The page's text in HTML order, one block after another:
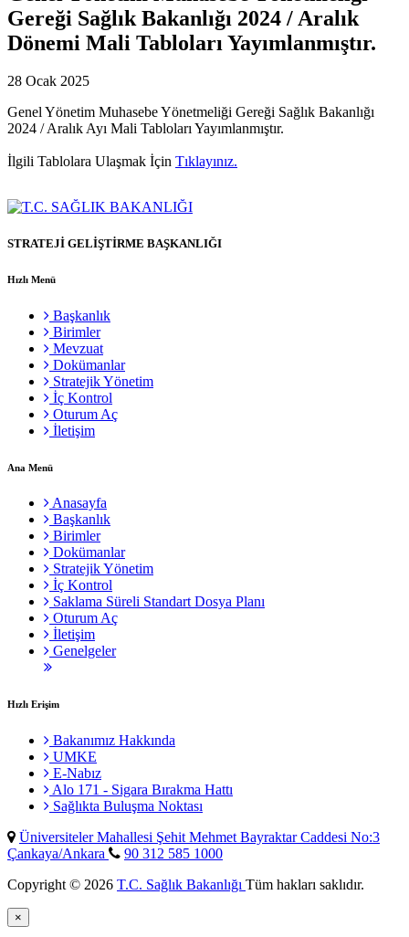
Gereği Sağlık Bakanlığı 2024 / Aralık
Dönemi Mali Tabloları Yayımlanmıştır.
28 Ocak 2025
Genel Yönetim Muhasebe Yönetmeliği Gereği Sağlık Bakanlığı
2024 / Aralık Ayı Mali Tabloları Yayımlanmıştır.
İlgili Tablolara Ulaşmak İçin Tıklayınız.
STRATEJİ GELİŞTİRME BAŞKANLIĞI
Hızlı Menü
Başkanlık
Birimler
Mevzuat
Dokümanlar
Stratejik Yönetim
İç Kontrol
Oturum Aç
İletişim
Ana Menü
Anasayfa
Başkanlık
Birimler
Dokümanlar
Stratejik Yönetim
İç Kontrol
Saklama Süreli Standart Dosya Planı
Oturum Aç
İletişim
Genelgeler
Hızlı Erişim
Bakanımız Hakkında
UMKE
E-Nabız
Alo 171 - Sigara Bırakma Hattı
Sağlıkta Buluşma Noktası
Üniversiteler Mahallesi Şehit Mehmet Bayraktar Caddesi No:3
Çankaya/Ankara
90 312 585 1000
Copyright © 2026 T.C. Sağlık Bakanlığı Tüm hakları saklıdır.
×